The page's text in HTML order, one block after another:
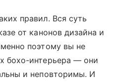
правил. Вся суть
от канонов дизайна и
поэтому вы не
бохо-интерьера — они
и неповторимы. И